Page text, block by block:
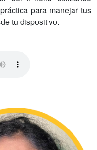
para manejar tus
tu dispositivo.